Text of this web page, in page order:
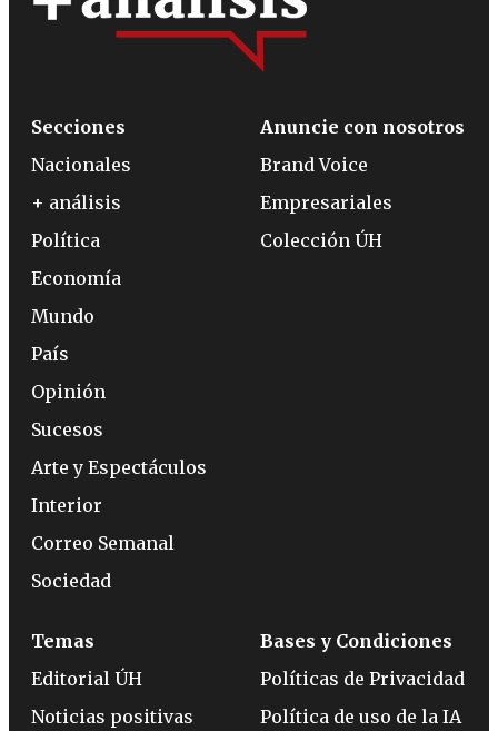
Secciones
Nacionales
+ análisis
Política
Economía
Mundo
País
Opinión
Sucesos
Arte y Espectáculos
Interior
Correo Semanal
Sociedad
Anuncie con nosotros
Brand Voice
Empresariales
Colección ÚH
Temas
Editorial ÚH
Noticias positivas
Bases y Condiciones
Políticas de Privacidad
Política de uso de la IA